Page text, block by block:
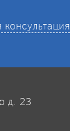
консультация
д. 23